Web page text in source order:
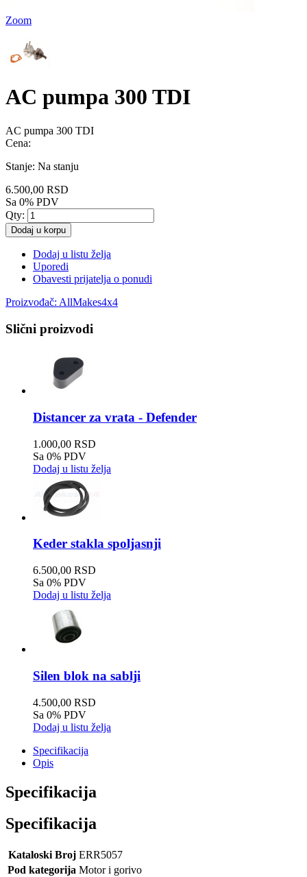
Zoom
AC pumpa 300 TDI
AC pumpa 300 TDI
Cena:
Stanje: Na stanju
6.500,00 RSD
Sa 0% PDV
Qty:
Dodaj u korpu
Dodaj u listu želja
Uporedi
Obavesti prijatelja o ponudi
Proizvođač: AllMakes4x4
Slični proizvodi
Distancer za vrata - Defender
1.000,00 RSD
Sa 0% PDV
Dodaj u listu želja
Keder stakla spoljasnji
6.500,00 RSD
Sa 0% PDV
Dodaj u listu želja
Silen blok na sablji
4.500,00 RSD
Sa 0% PDV
Dodaj u listu želja
Specifikacija
Opis
Specifikacija
Specifikacija
Kataloski Broj ERR5057
Pod kategorija Motor i gorivo